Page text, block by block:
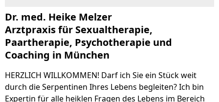
Dr. med. Heike Melzer
Arztpraxis für Sexualtherapie,
Paartherapie, Psychotherapie und
Coaching in München
HERZLICH WILLKOMMEN! Darf ich Sie ein Stück weit
durch die Serpentinen Ihres Lebens begleiten? Ich bin
Expertin für alle heiklen Fragen des Lebens im Bereich